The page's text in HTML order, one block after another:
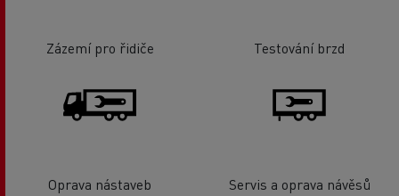
Zázemí pro řidiče Testování brzd
Oprava nástaveb Servis a oprava návěsů